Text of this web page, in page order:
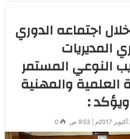
اجتماعه الدوري
المديريات
النوعي المستمر
العلمية والمهنية
ويؤكد :
0